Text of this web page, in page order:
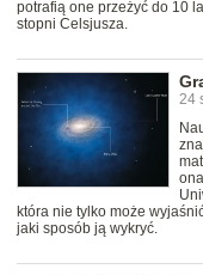
potrafią one przeżyć do 10
stopni Celsjusza.
24
która nie tylko może
jaki sposób ją wykryć.